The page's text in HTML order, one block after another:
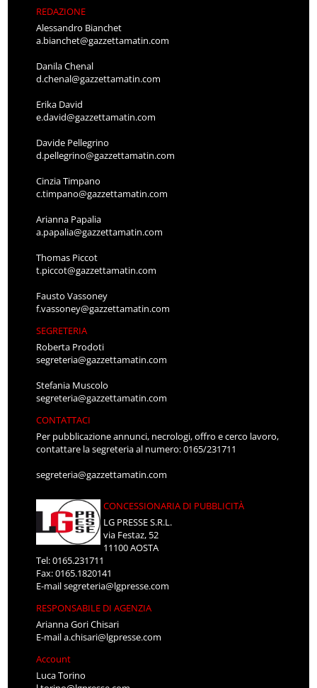
REDAZIONE
Alessandro Bianchet
a.bianchet@gazzettamatin.com
Danila Chenal
d.chenal@gazzettamatin.com
Erika David
e.david@gazzettamatin.com
Davide Pellegrino
d.pellegrino@gazzettamatin.com
Cinzia Timpano
c.timpano@gazzettamatin.com
Arianna Papalia
a.papalia@gazzettamatin.com
Thomas Piccot
t.piccot@gazzettamatin.com
Fausto Vassoney
f.vassoney@gazzettamatin.com
SEGRETERIA
Roberta Prodoti
segreteria@gazzettamatin.com
Stefania Muscolo
segreteria@gazzettamatin.com
CONTATTACI
Per pubblicazione annunci, necrologi, offro e cerco lavoro,
contattare la segreteria al numero: 0165/231711
segreteria@gazzettamatin.com
CONCESSIONARIA DI PUBBLICITÀ
LG PRESSE S.R.L.
via Festaz, 52
11100 AOSTA
Tel: 0165.231711
Fax: 0165.1820141
E-mailsegreteria@lgpresse.com
RESPONSABILE DI AGENZIA
Arianna Gori Chisari
E-maila.chisari@lgpresse.com
Account
Luca Torino